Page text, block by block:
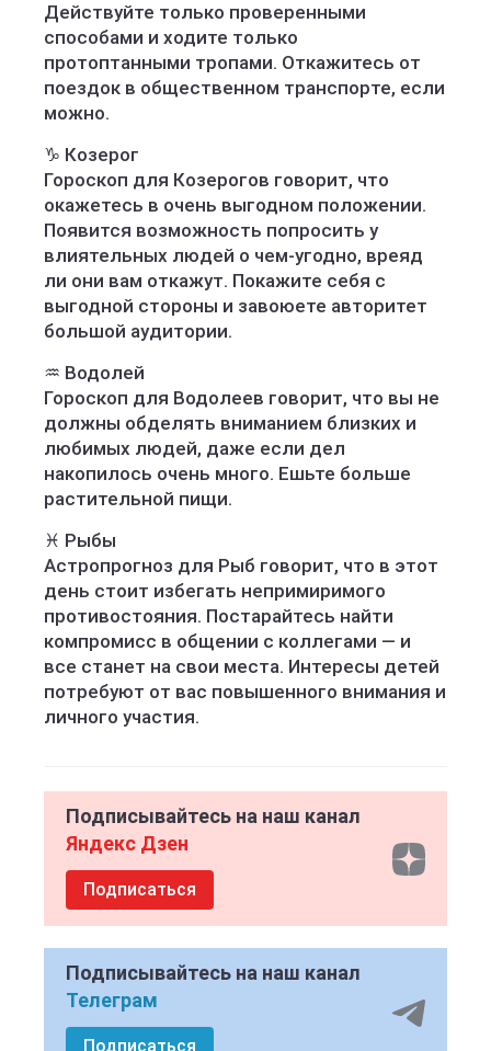
Действуйте только проверенными
способами и ходите только
протоптанными тропами. Откажитесь от
поездок в общественном транспорте, если
можно.
♑️ Козерог
Гороскоп для Козерогов говорит, что
окажетесь в очень выгодном положении.
Появится возможность попросить у
влиятельных людей о чем-угодно, вреяд
ли они вам откажут. Покажите себя с
выгодной стороны и завоюете авторитет
большой аудитории.
♒️ Водолей
Гороскоп для Водолеев говорит, что вы не
должны обделять вниманием близких и
любимых людей, даже если дел
накопилось очень много. Ешьте больше
растительной пищи.
♓️ Рыбы
Астропрогноз для Рыб говорит, что в этот
день стоит избегать непримиримого
противостояния. Постарайтесь найти
компромисс в общении с коллегами — и
все станет на свои места. Интересы детей
потребуют от вас повышенного внимания и
личного участия.
Подписывайтесь на наш канал
Яндекс Дзен
Подписаться
Подписывайтесь на наш канал
Телеграм
Подписаться